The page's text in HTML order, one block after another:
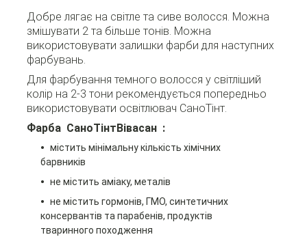
Добре лягає на світле та сиве волосся. Можна
змішувати 2 та більше тонів. Можна
використовувати залишки фарби для наступних
фарбувань.
Для фарбування темного волосся у світліший
колір на 2-3 тони рекомендується попередньо
використовувати освітлювач СаноТінт.
Фарба СаноТінтВівасан :
містить мінімальну кількість хімічних
барвників
не містить аміаку, металів
не містить гормонів, ГМО, синтетичних
консервантів та парабенів, продуктів
тваринного походження